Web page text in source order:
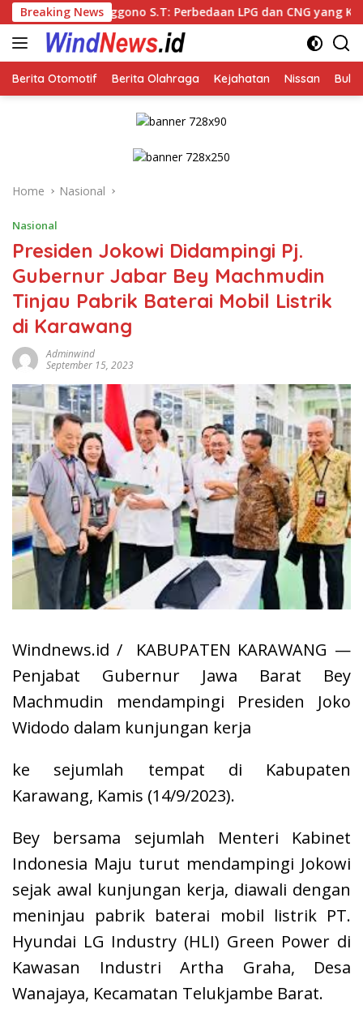
Skip
to
content
Breaking News
S.T: Perbedaan LPG dan CNG yang Kini Heboh karena
Berita Otomotif Berita Olahraga Kejahatan Nissan
Home Nasional
Nasional
Presiden Jokowi Didampingi Pj.
Gubernur Jabar Bey Machmudin
Tinjau Pabrik Baterai Mobil Listrik
di Karawang
Adminwind
September 15, 2023
Windnews.id / KABUPATEN KARAWANG —
Penjabat Gubernur Jawa Barat Bey
Machmudin mendampingi Presiden Joko
Widodo dalam kunjungan kerja
ke sejumlah tempat di Kabupaten
Karawang, Kamis (14/9/2023).
Bey bersama sejumlah Menteri Kabinet
Indonesia Maju turut mendampingi Jokowi
sejak awal kunjungan kerja, diawali dengan
meninjau pabrik baterai mobil listrik PT.
Hyundai LG Industry (HLI) Green Power di
Kawasan Industri Artha Graha, Desa
Wanajaya, Kecamatan Telukjambe Barat.